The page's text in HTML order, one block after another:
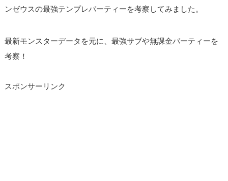
ンゼウスの最強テンプレパーティーを考察してみました。
最新モンスターデータを元に、最強サブや無課金パーティーを
考察！
スポンサーリンク